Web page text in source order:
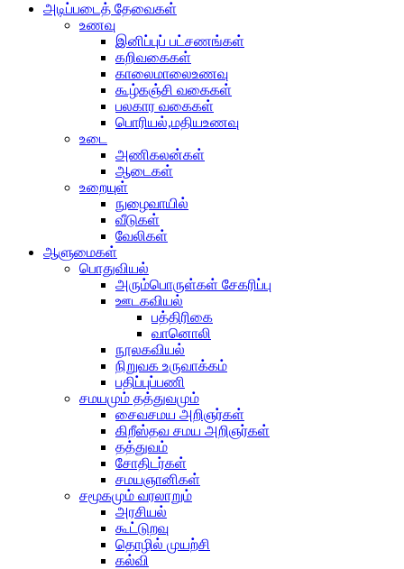
அடிப்படைத் தேவைகள்
உணவு
இனிப்புப் பட்சணங்கள்
கறிவகைகள்
காலைமாலைஉணவு
கூழ்கஞ்சி வகைகள்
பலகார வகைகள்
பொரியல்,மதியஉணவு
உடை
அணிகலன்கள்
ஆடைகள்
உறையுள்
நுழைவாயில்
வீடுகள்
வேலிகள்
ஆளுமைகள்
பொதுவியல்
அரும்பொருள்கள் சேகரிப்பு
ஊடகவியல்
பத்திரிகை
வானொலி
நூலகவியல்
நிறுவக உருவாக்கம்
பதிப்புப்பணி
சமயமும் தத்துவமும்
சைவசமய அறிஞர்கள்
கிறீஸ்தவ சமய அறிஞர்கள்
தத்துவம்
சோதிடர்கள்
சமயஞானிகள்
சமூகமும் வரலாறும்
அரசியல்
கூட்டுறவு
தொழில் முயற்சி
கல்வி